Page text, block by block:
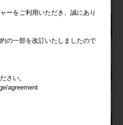
ーをご利用いただき、誠にあり
の一部を改訂いたしましたので
さい。
agreement